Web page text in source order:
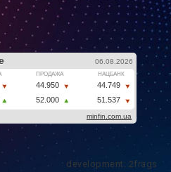
development: 2frags